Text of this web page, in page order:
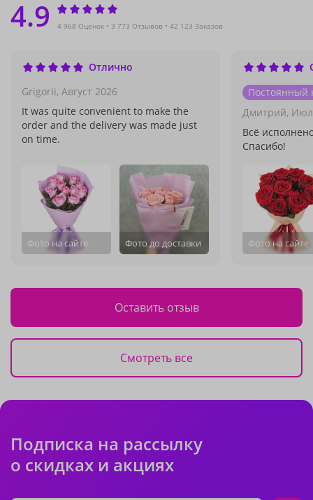
4.9 4 968 Оценок 3 773 Отзывов 42 123 Заказов
Отлично
Grigorii, Август 2026
It was quite convenient to make the
order and the delivery was made just
on time.
Фото на сайте Фото до доставки
Постоянный
Дмитрий,
Всё
Спасибо!
Фото на сайте
Оставить отзыв
Смотреть все
Подписка на рассылку
о скидках и акциях